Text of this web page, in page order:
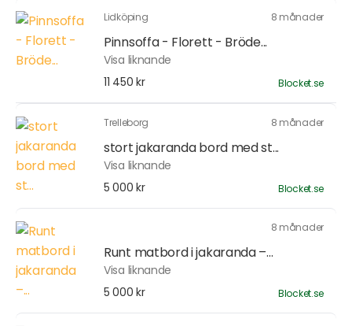
Lidköping 8 månader
Pinnsoffa - Florett - Bröde...
Visa liknande
11 450 kr
Blocket.se
Trelleborg 8 månader
stort jakaranda bord med st...
Visa liknande
5 000 kr
Blocket.se
8 månader
Runt matbord i jakaranda –...
Visa liknande
5 000 kr
Blocket.se